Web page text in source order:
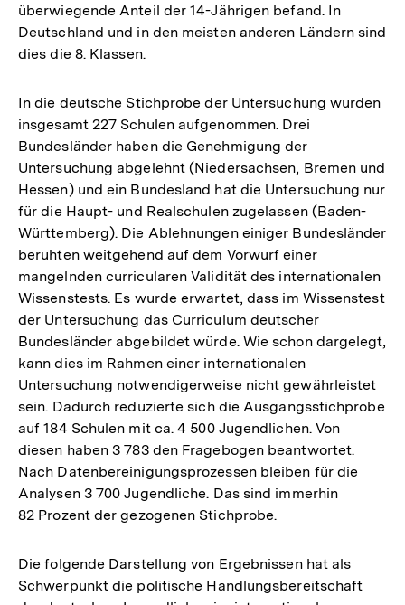
überwiegende Anteil der 14-Jährigen befand. In
Deutschland und in den meisten anderen Ländern sind
dies die 8. Klassen.
In die deutsche Stichprobe der Untersuchung wurden
insgesamt 227 Schulen aufgenommen. Drei
Bundesländer haben die Genehmigung der
Untersuchung abgelehnt (Niedersachsen, Bremen und
Hessen) und ein Bundesland hat die Untersuchung nur
für die Haupt- und Realschulen zugelassen (Baden-
Württemberg). Die Ablehnungen einiger Bundesländer
beruhten weitgehend auf dem Vorwurf einer
mangelnden curricularen Validität des internationalen
Wissenstests. Es wurde erwartet, dass im Wissenstest
der Untersuchung das Curriculum deutscher
Bundesländer abgebildet würde. Wie schon dargelegt,
kann dies im Rahmen einer internationalen
Untersuchung notwendigerweise nicht gewährleistet
sein. Dadurch reduzierte sich die Ausgangsstichprobe
auf 184 Schulen mit ca. 4 500 Jugendlichen. Von
diesen haben 3 783 den Fragebogen beantwortet.
Nach Datenbereinigungsprozessen bleiben für die
Analysen 3 700 Jugendliche. Das sind immerhin
82 Prozent der gezogenen Stichprobe.
Die folgende Darstellung von Ergebnissen hat als
Schwerpunkt die politische Handlungsbereitschaft